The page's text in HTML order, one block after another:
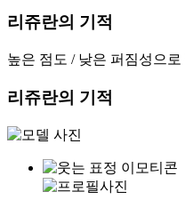
리쥬란의 기적
높은 점도 / 낮은 퍼짐성으로
리쥬란의 기적